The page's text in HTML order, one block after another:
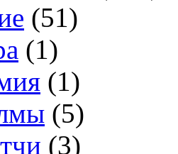
(51)
(1)
(1)
(5)
(3)